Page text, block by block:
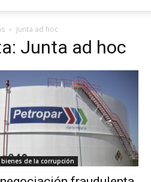
Junta ad hoc
Junta ad hoc
de la corrupción